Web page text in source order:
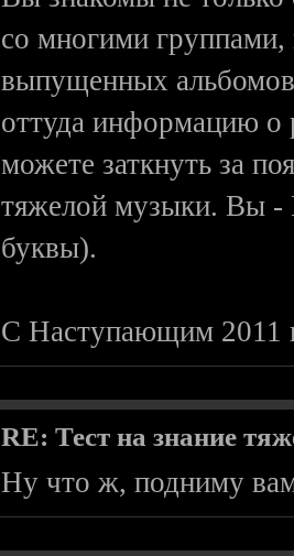
со многими группами,
выпущенных
оттуда информацию о
можете заткнуть за
тяжелой музыки. Вы -
буквы).
С Наступающим
RE: Тест на знание
Ну что ж, подниму